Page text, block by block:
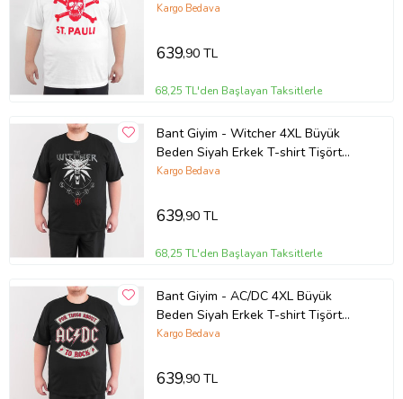
ÜRÜN ÖZELLİKLERİ:
Üretimin her aşamasına özen gösterilir ve doğa
dostu malzemeler tercih edilir.
Kumaşlarımız sertifikalı ve güvenlidir; insan
sağlığına zarar vermez.
Ürünün kumaşı
%100 pamuklu
Baskıda kullanılan su bazlı tekstil boyaları
kumaşın nefes almasına engel olmaz; böylece
kumaş doğallığını korur.
Unisexkullanıma uygundur.
BANT GİYİM HAKKINDA:
Kargo Bedava
639,90 TL
68,25 TL'den Başlayan Taksitlerle
Bant Giyim - Witcher 4XL Büyük
Beden Siyah Erkek T-shirt Tişört
(Siyah - Beyaz)
Kargo Bedava
639,90 TL
68,25 TL'den Başlayan Taksitlerle
Bant Giyim - AC/DC 4XL Büyük
Beden Siyah Erkek T-shirt Tişört
(Siyah - Beyaz)
Kargo Bedava
639,90 TL